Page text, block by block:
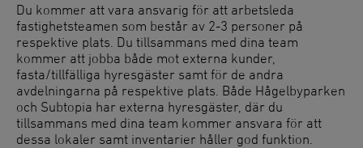
Du kommer att vara ansvarig för att arbetsleda
fastighetsteamen som består av 2-3 personer på
respektive plats. Du tillsammans med dina team
kommer att jobba både mot externa kunder,
fasta/tillfälliga hyresgäster samt för de andra
avdelningarna på respektive plats. Både Hågelbyparken
och Subtopia har externa hyresgäster, där du
tillsammans med dina team kommer ansvara för att
dessa lokaler samt inventarier håller god funktion.